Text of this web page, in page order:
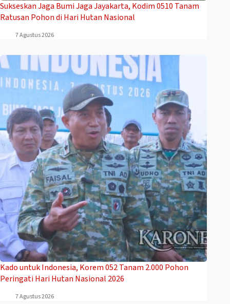
Sukseskan Jaga Bumi Jaga Jayakarta, Kodim 0510 Tanam
Ratusan Pohon di Hari Hutan Nasional
7 Agustus 2026
Kado untuk Indonesia, Korem 052 Tanam 2.000 Pohon
Peringati Hari Hutan Nasional 2026
7 Agustus 2026